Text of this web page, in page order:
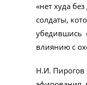
«нет худа
солдаты,
убедившись
влиянию с
Н.И. Пирогов